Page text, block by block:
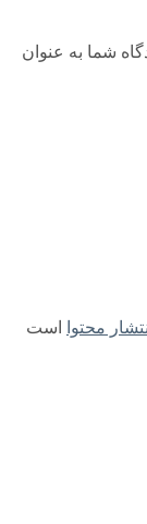
شما به عنوان
محتوا است